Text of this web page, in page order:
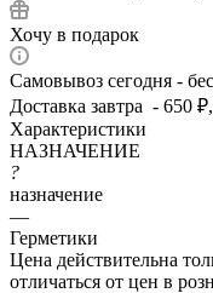
Хочу в подарок
Самовывоз сегодня -
Доставка завтра - 650
Характеристики
НАЗНАЧЕНИЕ
?
назначение
—
Герметики
Цена действительна
отличаться от цен в